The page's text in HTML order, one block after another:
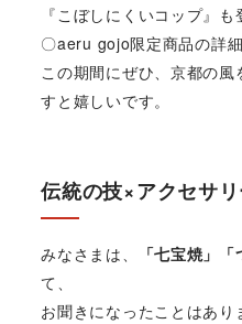
『こぼしにくいコップ』も
〇aeru gojo限定商品の詳
この期間にぜひ、京都の風
すと嬉しいです。
伝統の技×アクセサ
みなさまは、 「七宝焼」
て、
お聞きになったことはあり